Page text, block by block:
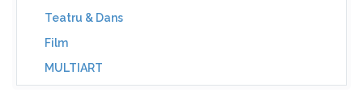
Teatru & Dans
Film
MULTIART